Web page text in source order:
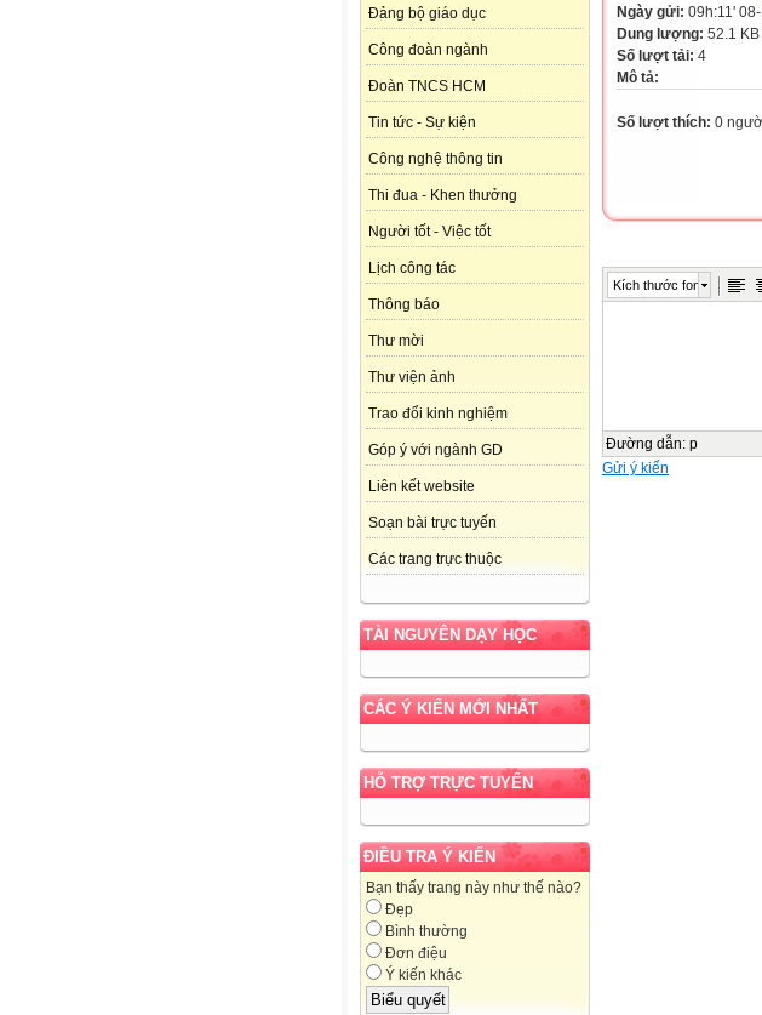
Đảng bộ giáo dục
Công đoàn ngành
Đoàn TNCS HCM
Tin tức - Sự kiện
Công nghệ thông tin
Thi đua - Khen thưởng
Người tốt - Việc tốt
Lịch công tác
Thông báo
Thư mời
Thư viện ảnh
Trao đổi kinh nghiệm
Góp ý với ngành GD
Liên kết website
Soạn bài trực tuyến
Các trang trực thuộc
TÀI NGUYÊN DẠY HỌC
CÁC Ý KIẾN MỚI NHẤT
HỖ TRỢ TRỰC TUYẾN
ĐIỀU TRA Ý KIẾN
Bạn thấy trang này như thế nào?
Đẹp
Bình thường
Đơn điệu
Ý kiến khác
Ngày gửi: 09h:11'
Dung lượng: 52.1 KB
Số lượt tải: 4
Mô tả:
Số lượt thích: 0
Kích thước font
Đường dẫn: p
Gửi ý kiến